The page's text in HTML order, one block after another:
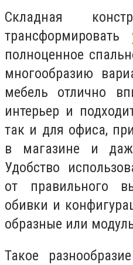
Складная
трансформировать
полноценное
многообразию
мебель отлично
интерьер и
так и для офиса,
в магазине и
Удобство
от правильного
обивки и
образные или
Такое